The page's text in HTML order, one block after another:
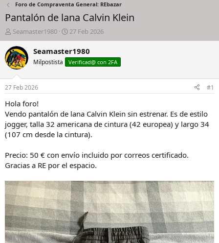
Foro de Compraventa General: REbazar
Pantalón de lana Calvin Klein
I
n
i
c
i
a
d
o
r
e
l
h
l
o
Seamaster1980
F
e
c
h
a
i
c
i
o
27 Feb 2026
Seamaster1980
Milpostista Verificad@ con 2FA
27 Feb 2026 #1
Hola foro!
Vendo pantalón de lana Calvin Klein sin estrenar. Es de estilo
jogger, talla 32 americana de cintura (42 europea) y largo 34
(107 cm desde la cintura).
Precio: 50 € con envío incluido por correos certificado.
Gracias a RE por el espacio.